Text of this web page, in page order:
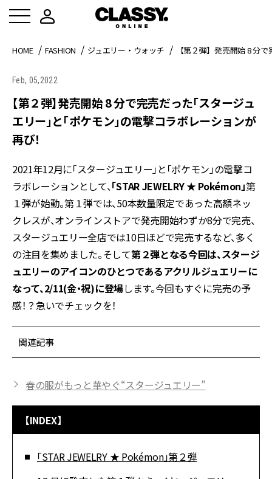
HOME FASHION ジュエリー・ウォッチ 【第２弾】発売開始 8 分
Feb, 05,2022
【第２弾】発売開始 8 分で完売だった「スタージュ
エリー」と「ポケモン」の電撃コラボレーションが
再び！
2021年12月に「スタージュエリー」と「ポケモン」の電撃コ
ラボレーションとして、「STAR JEWELRY ★ Pokémon」第
１弾が始動。第１弾では、50本数量限定であった高額ネッ
クレスが、オンラインストアで発売開始わずか8分で完売、
スタージュエリー全店では10日ほどで完売するなど、多く
の注目を集めました。そして第２弾となる今回は、スタージ
ュエリーのアイコンのひとつであるアクリルジュエリーに
なって、2/11(金・祝)に登場します。今回もすぐに完売の予
感！？急いでチェックを！
関連記事
春の服がもっと華やぐ“スタージュエリー”
【INDEX】
「STAR JEWELRY ★ Pokémon」第２弾